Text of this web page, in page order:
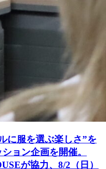
に服を選ぶ楽しさ”を
ョン企画を開催。
が協力、8/2（日）